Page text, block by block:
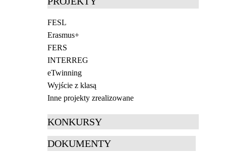
FESL
Erasmus+
FERS
INTERREG
eTwinning
Wyjście z klasą
Inne projekty zrealizowane
KONKURSY
DOKUMENTY